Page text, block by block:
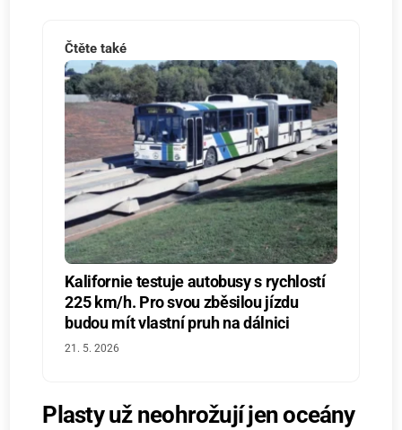
Čtěte také
Kalifornie testuje autobusy s rychlostí
225 km/h. Pro svou zběsilou jízdu
budou mít vlastní pruh na dálnici
21. 5. 2026
Plasty už neohrožují jen oceány